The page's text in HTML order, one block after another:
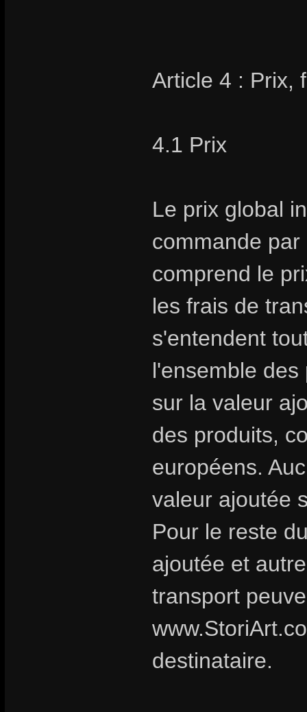
Article 4 : Prix,
4.1 Prix
Le prix global
commande
comprend le
les frais de
s'entendent
l'ensemble
sur la valeur
des produits,
européens.
valeur ajoutée
Pour le reste
ajoutée et
transport
destinataire.